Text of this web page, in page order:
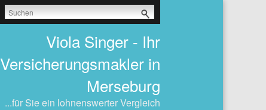
Viola Singer - Ihr
Versicherungsmakler in
Merseburg
...für Sie ein lohnenswerter Vergleich